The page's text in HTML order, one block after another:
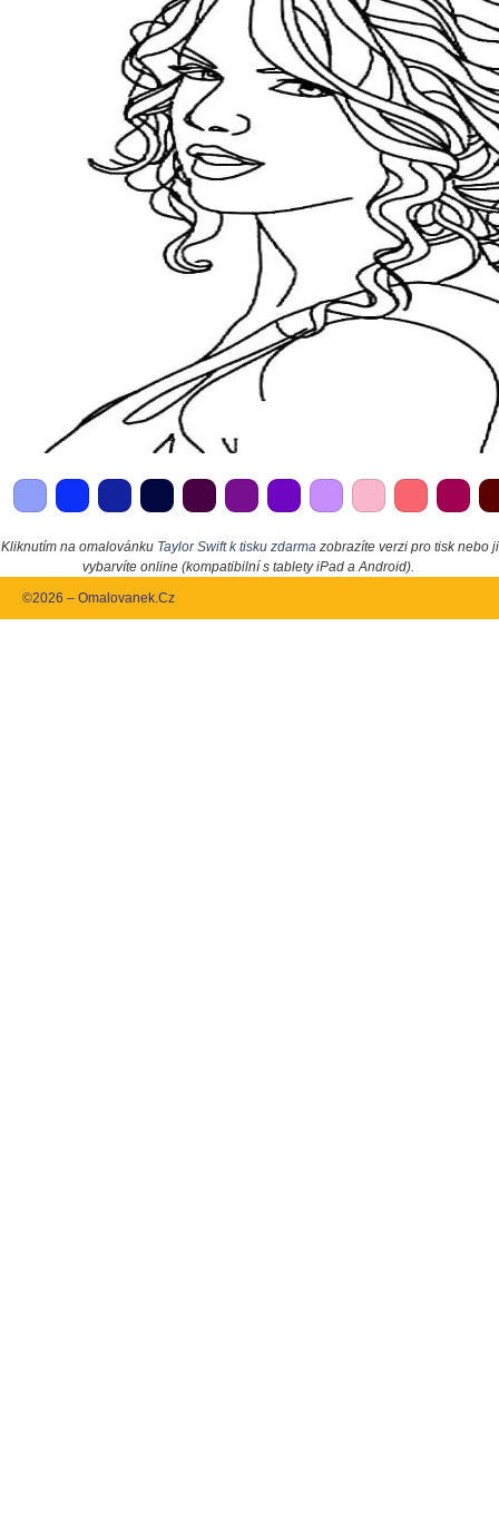
Kliknutím na omalovánku Taylor Swift k tisku zdarma zobrazíte verzi pro tisk nebo ji
vybarvíte online (kompatibilní s tablety iPad a Android).
©2026 – Omalovanek.Cz